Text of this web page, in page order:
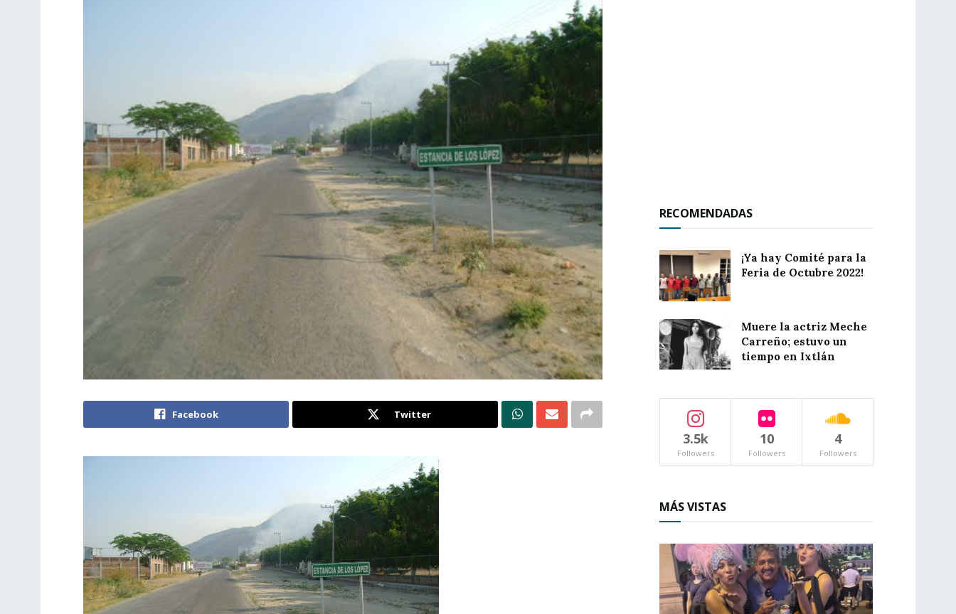
Facebook Twitter
RECOMENDADAS
¡Ya hay Comité para la
Feria de Octubre 2022!
Muere la actriz Meche
Carreño; estuvo un
tiempo en Ixtlán
3.5k
Followers
10
Followers
4
Followers
MÁS VISTAS